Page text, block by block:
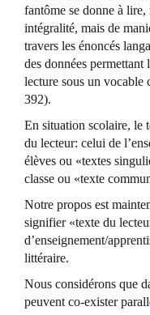
fantôme se donne à lire,
intégralité, mais de
travers les énoncés
des données
lecture sous un
392).
En situation scolaire, le
du lecteur: celui de
élèves ou «textes
classe ou «texte
Notre propos est
signifier «texte du
d’enseignement/
littéraire.
Nous considérons que
peuvent co-exister